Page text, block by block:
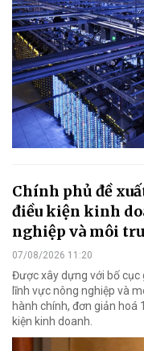
Chính phủ đề
điều kiện kinh
nghiệp và môi
07/08/2026 11:20
Được xây dựng với bố cục
lĩnh vực nông nghiệp và
hành chính, đơn giản hoá
kiện kinh doanh.